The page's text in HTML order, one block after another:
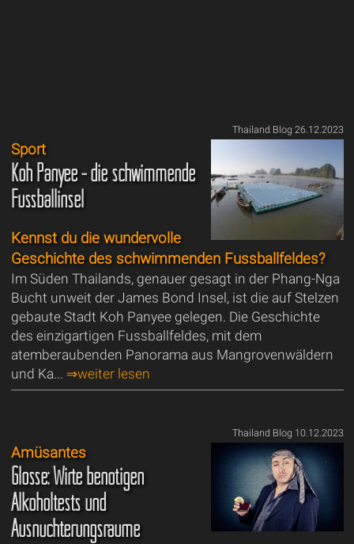
Thailand Blog 26.12.2023
Sport
Koh Panyee - die schwimmende
Fussballinsel
Kennst du die wundervolle
Geschichte des schwimmenden Fussballfeldes?
Im Süden Thailands, genauer gesagt in der Phang-Nga
Bucht unweit der James Bond Insel, ist die auf Stelzen
gebaute Stadt Koh Panyee gelegen. Die Geschichte
des einzigartigen Fussballfeldes, mit dem
atemberaubenden Panorama aus Mangrovenwäldern
und Ka... ⇒weiter lesen
Thailand Blog 10.12.2023
Amüsantes
Glosse: Wirte benötigen
Alkoholtests und
Ausnüchterungsräume